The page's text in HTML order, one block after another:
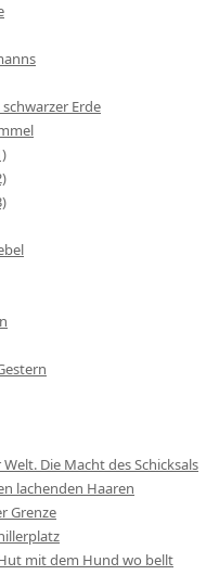
Erde
Die Macht des Schicksals
lachenden Haaren
Grenze
mit dem Hund wo bellt